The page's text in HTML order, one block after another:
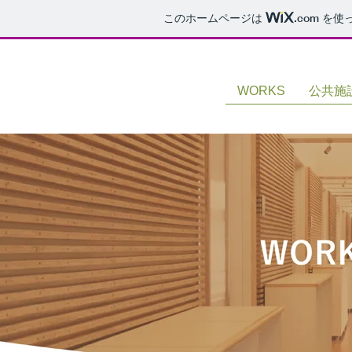
このホームページは .com を使
WORKS 公共施